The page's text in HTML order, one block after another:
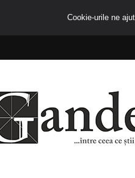
Cookie-urile ne